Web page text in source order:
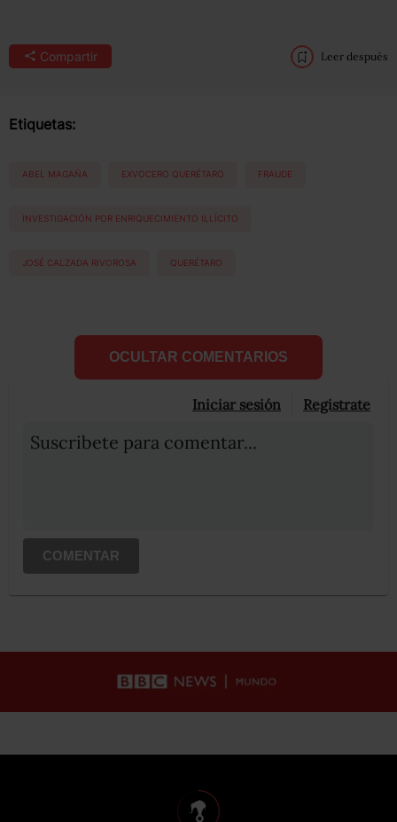
Compartir Leer después
Etiquetas:
ABEL MAGAÑA EXVOCERO QUERÉTARO FRAUDE
INVESTIGACIÓN POR ENRIQUECIMIENTO ILLÍCITO
JOSÉ CALZADA RIVOROSA QUERÉTARO
OCULTAR COMENTARIOS
Iniciar sesión Registrate
Suscribete para comentar...
COMENTAR